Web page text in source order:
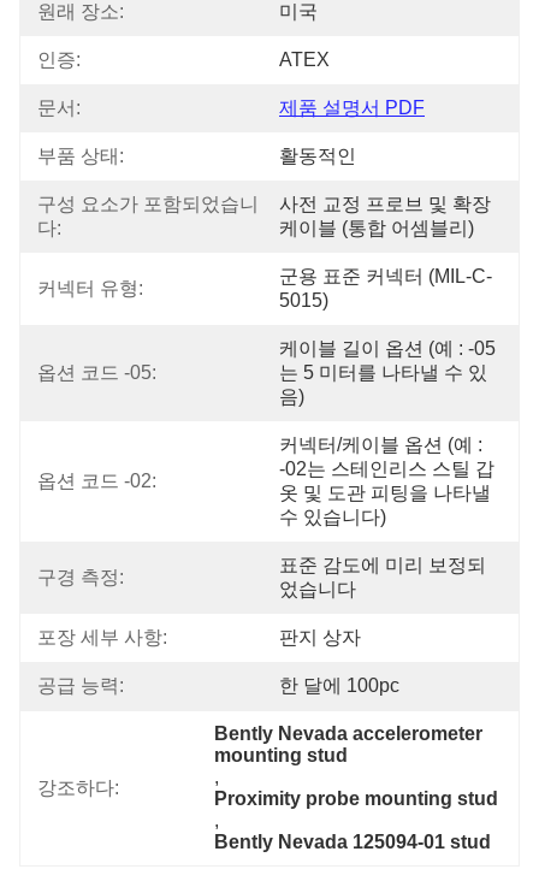
원래 장소: 미국
인증: ATEX
문서: 제품 설명서 PDF
부품 상태: 활동적인
구성 요소가 포함되었습니
다:
사전 교정 프로브 및 확장
케이블 (통합 어셈블리)
커넥터 유형:
군용 표준 커넥터 (MIL-C-
5015)
옵션 코드 -05:
케이블 길이 옵션 (예 : -05
는 5 미터를 나타낼 수 있
음)
옵션 코드 -02:
커넥터/케이블 옵션 (예 :
-02는 스테인리스 스틸 갑
옷 및 도관 피팅을 나타낼
수 있습니다)
구경 측정:
표준 감도에 미리 보정되
었습니다
포장 세부 사항: 판지 상자
공급 능력: 한 달에 100pc
강조하다:
Bently Nevada accelerometer
mounting stud
,
Proximity probe mounting stud
,
Bently Nevada 125094-01 stud